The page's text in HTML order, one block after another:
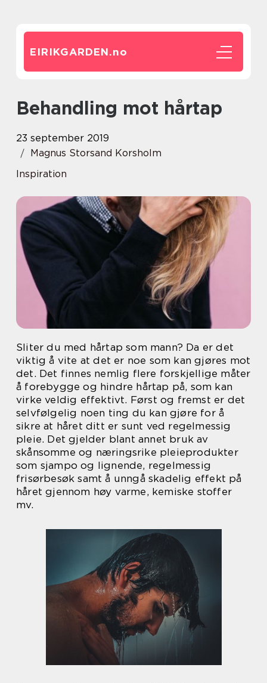
EIRIKGARDEN.no
Behandling mot hårtap
23 september 2019
Magnus Storsand Korsholm
Inspiration
Sliter du med hårtap som mann? Da er det
viktig å vite at det er noe som kan gjøres mot
det. Det finnes nemlig flere forskjellige måter
å forebygge og hindre hårtap på, som kan
virke veldig effektivt. Først og fremst er det
selvfølgelig noen ting du kan gjøre for å
sikre at håret ditt er sunt ved regelmessig
pleie. Det gjelder blant annet bruk av
skånsomme og næringsrike pleieprodukter
som sjampo og lignende, regelmessig
frisørbesøk samt å unngå skadelig effekt på
håret gjennom høy varme, kemiske stoffer
mv.